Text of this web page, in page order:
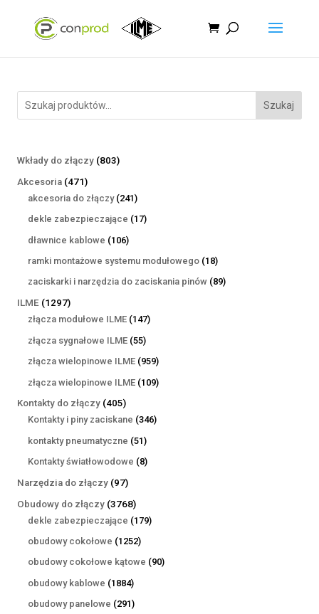
Szukaj
Wkłady do złączy 803803
Akcesoria 471471
produktów
akcesoria do złączy 241241
produktów
dekle zabezpieczające 1717
dławnice kablowe 106106
produktów
ramki montażowe systemu modułowego 1818
produktów
zaciskarki i narzędzia do zaciskania pinów 8989
ILME 12971297
produktów
złącza modułowe ILME 147147
złącza sygnałowe ILME 5555
produktów
złącza wielopinowe ILME 959959
produktów
złącza wielopinowe ILME 109109
Kontakty do złączy 405405
produktów
Kontakty i piny zaciskane 346346
kontakty pneumatyczne 5151
produktów
Kontakty światłowodowe 88
Narzędzia do złączy 9797
produktów
Obudowy do złączy 37683768
produktów
dekle zabezpieczające 179179
obudowy cokołowe 12521252
produkty
obudowy cokołowe kątowe 9090
obudowy kablowe 18841884
produkty
obudowy panelowe 291291